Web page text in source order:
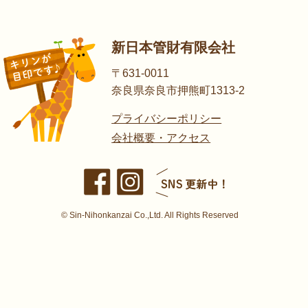
新日本管財有限会社
〒631-0011
奈良県奈良市押熊町1313-2
プライバシーポリシー
会社概要・アクセス
© Sin-Nihonkanzai Co.,Ltd. All Rights Reserved